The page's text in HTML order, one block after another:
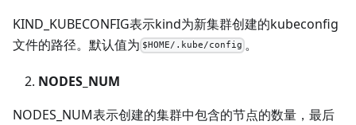
KIND_KUBECONFIG表示kind为新集群创建的kubeconfig
文件的路径。默认值为 $HOME/.kube/config 。
NODES_NUM
NODES_NUM表示创建的集群中包含的节点的数量，最后